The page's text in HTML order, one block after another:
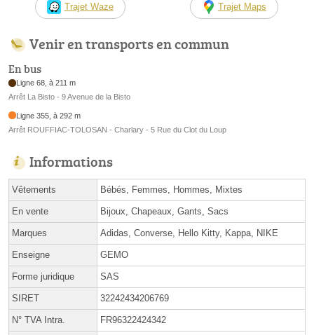
Trajet Waze Trajet Maps
Venir en transports en commun
En bus
Ligne 68, à 211 m
Arrêt La Bisto - 9 Avenue de la Bisto
Ligne 355, à 292 m
Arrêt ROUFFIAC-TOLOSAN - Charlary - 5 Rue du Clot du Loup
Informations
Vêtements Bébés, Femmes, Hommes, Mixtes
En vente Bijoux, Chapeaux, Gants, Sacs
Marques Adidas, Converse, Hello Kitty, Kappa, NIKE
Enseigne GEMO
Forme juridique SAS
SIRET 32242434206769
N° TVA Intra. FR96322424342